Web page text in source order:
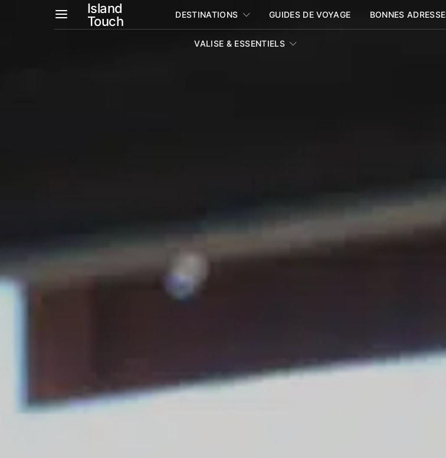
Island
Touch
DESTINATIONS GUIDES DE VOYAGE BONNES
VALISE & ESSENTIELS